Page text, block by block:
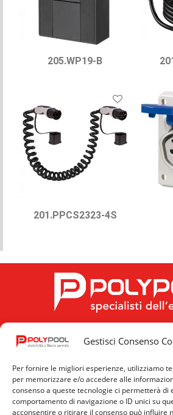
Gestisci Consenso
Per fornire le migliori esperienze, utilizziamo
per memorizzare e/o accedere alle
consenso a queste tecnologie ci permetterà di
comportamento di navigazione o ID unici su
acconsentire o ritirare il consenso può influire
205.WP19-B
201.PPCS2323-4S